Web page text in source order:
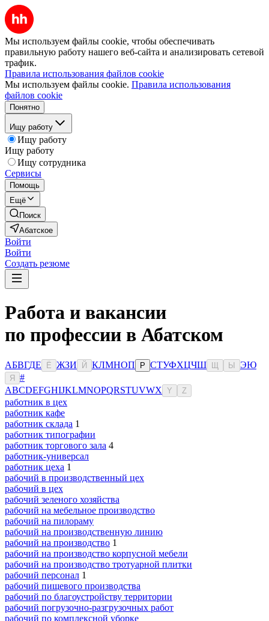
Мы используем файлы cookie, чтобы обеспечивать
правильную работу нашего веб-сайта и анализировать сетевой
трафик.
Правила использования файлов cookie
Мы используем файлы cookie. Правила использования
файлов cookie
Понятно
Ищу работу
Ищу работу
Ищу работу
Ищу сотрудника
Сервисы
Помощь
Ещё
Поиск
Абатское
Войти
Войти
Создать резюме
Работа и вакансии
по профессии в Абатском
АБВГДЕ Ё ЖЗИ Й КЛМНОП Р СТУФХЦЧШ Ы ЭЮ
Я
#
ABCDEFGHIJKLMNOPQRSTUVWX Y Z
работник в цех
работник кафе
работник склада 1
работник типографии
работник торгового зала 4
работник-универсал
работник цеха 1
рабочий в производственный цех
рабочий в цех
рабочий зеленого хозяйства
рабочий на мебельное производство
рабочий на пилораму
рабочий на производственную линию
рабочий на производство 1
рабочий на производство корпусной мебели
рабочий на производство тротуарной плитки
рабочий персонал 1
рабочий пищевого производства
рабочий по благоустройству территории
рабочий погрузочно-разгрузочных работ
рабочий по комплексной уборке